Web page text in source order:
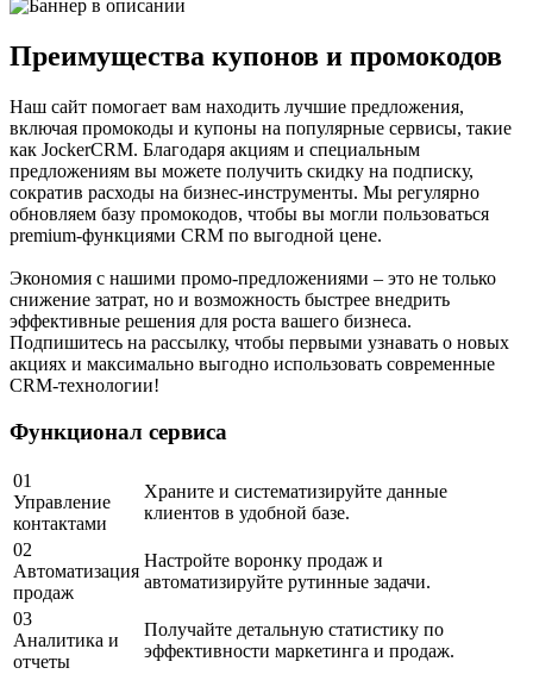
Преимущества купонов и промокодов
Наш сайт помогает вам находить лучшие предложения,
включая промокоды и купоны на популярные сервисы, такие
как JockerCRM. Благодаря акциям и специальным
предложениям вы можете получить скидку на подписку,
сократив расходы на бизнес-инструменты. Мы регулярно
обновляем базу промокодов, чтобы вы могли пользоваться
premium-функциями CRM по выгодной цене.
Экономия с нашими промо-предложениями – это не только
снижение затрат, но и возможность быстрее внедрить
эффективные решения для роста вашего бизнеса.
Подпишитесь на рассылку, чтобы первыми узнавать о новых
акциях и максимально выгодно использовать современные
CRM-технологии!
Функционал сервиса
01
Управление
контактами
Храните и систематизируйте данные
клиентов в удобной базе.
02
Автоматизация
продаж
Настройте воронку продаж и
автоматизируйте рутинные задачи.
03
Аналитика и
отчеты
Получайте детальную статистику по
эффективности маркетинга и продаж.